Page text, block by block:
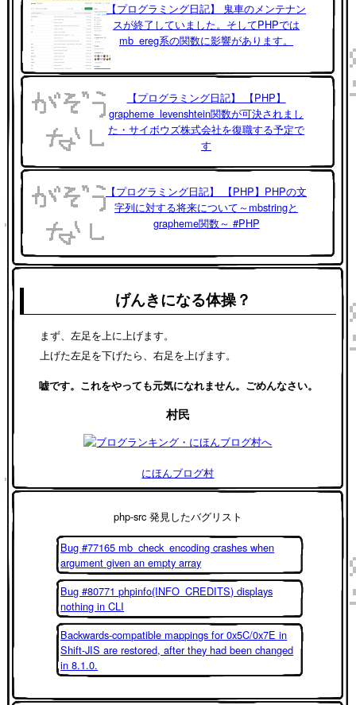
【プログラミング日記】 鬼車のメンテナン
スが終了していました。そしてPHPでは
mb_ereg系の関数に影響があります。
【プログラミング日記】 【PHP】
grapheme_levenshtein関数が可決されまし
た・サイボウズ株式会社を復職する予定で
す
【プログラミング日記】 【PHP】PHPの文
字列に対する将来について～mbstringと
grapheme関数～ #PHP
げんきになる体操？
まず、左足を上に上げます。
上げた左足を下げたら、右足を上げます。
嘘です。これをやっても元気になれません。ごめんなさい。
村民
にほんブログ村
php-src 発見したバグリスト
Bug #77165 mb_check_encoding crashes when
argument given an empty array
Bug #80771 phpinfo(INFO_CREDITS) displays
nothing in CLI
Backwards-compatible mappings for 0x5C/0x7E in
Shift-JIS are restored, after they had been changed
in 8.1.0.